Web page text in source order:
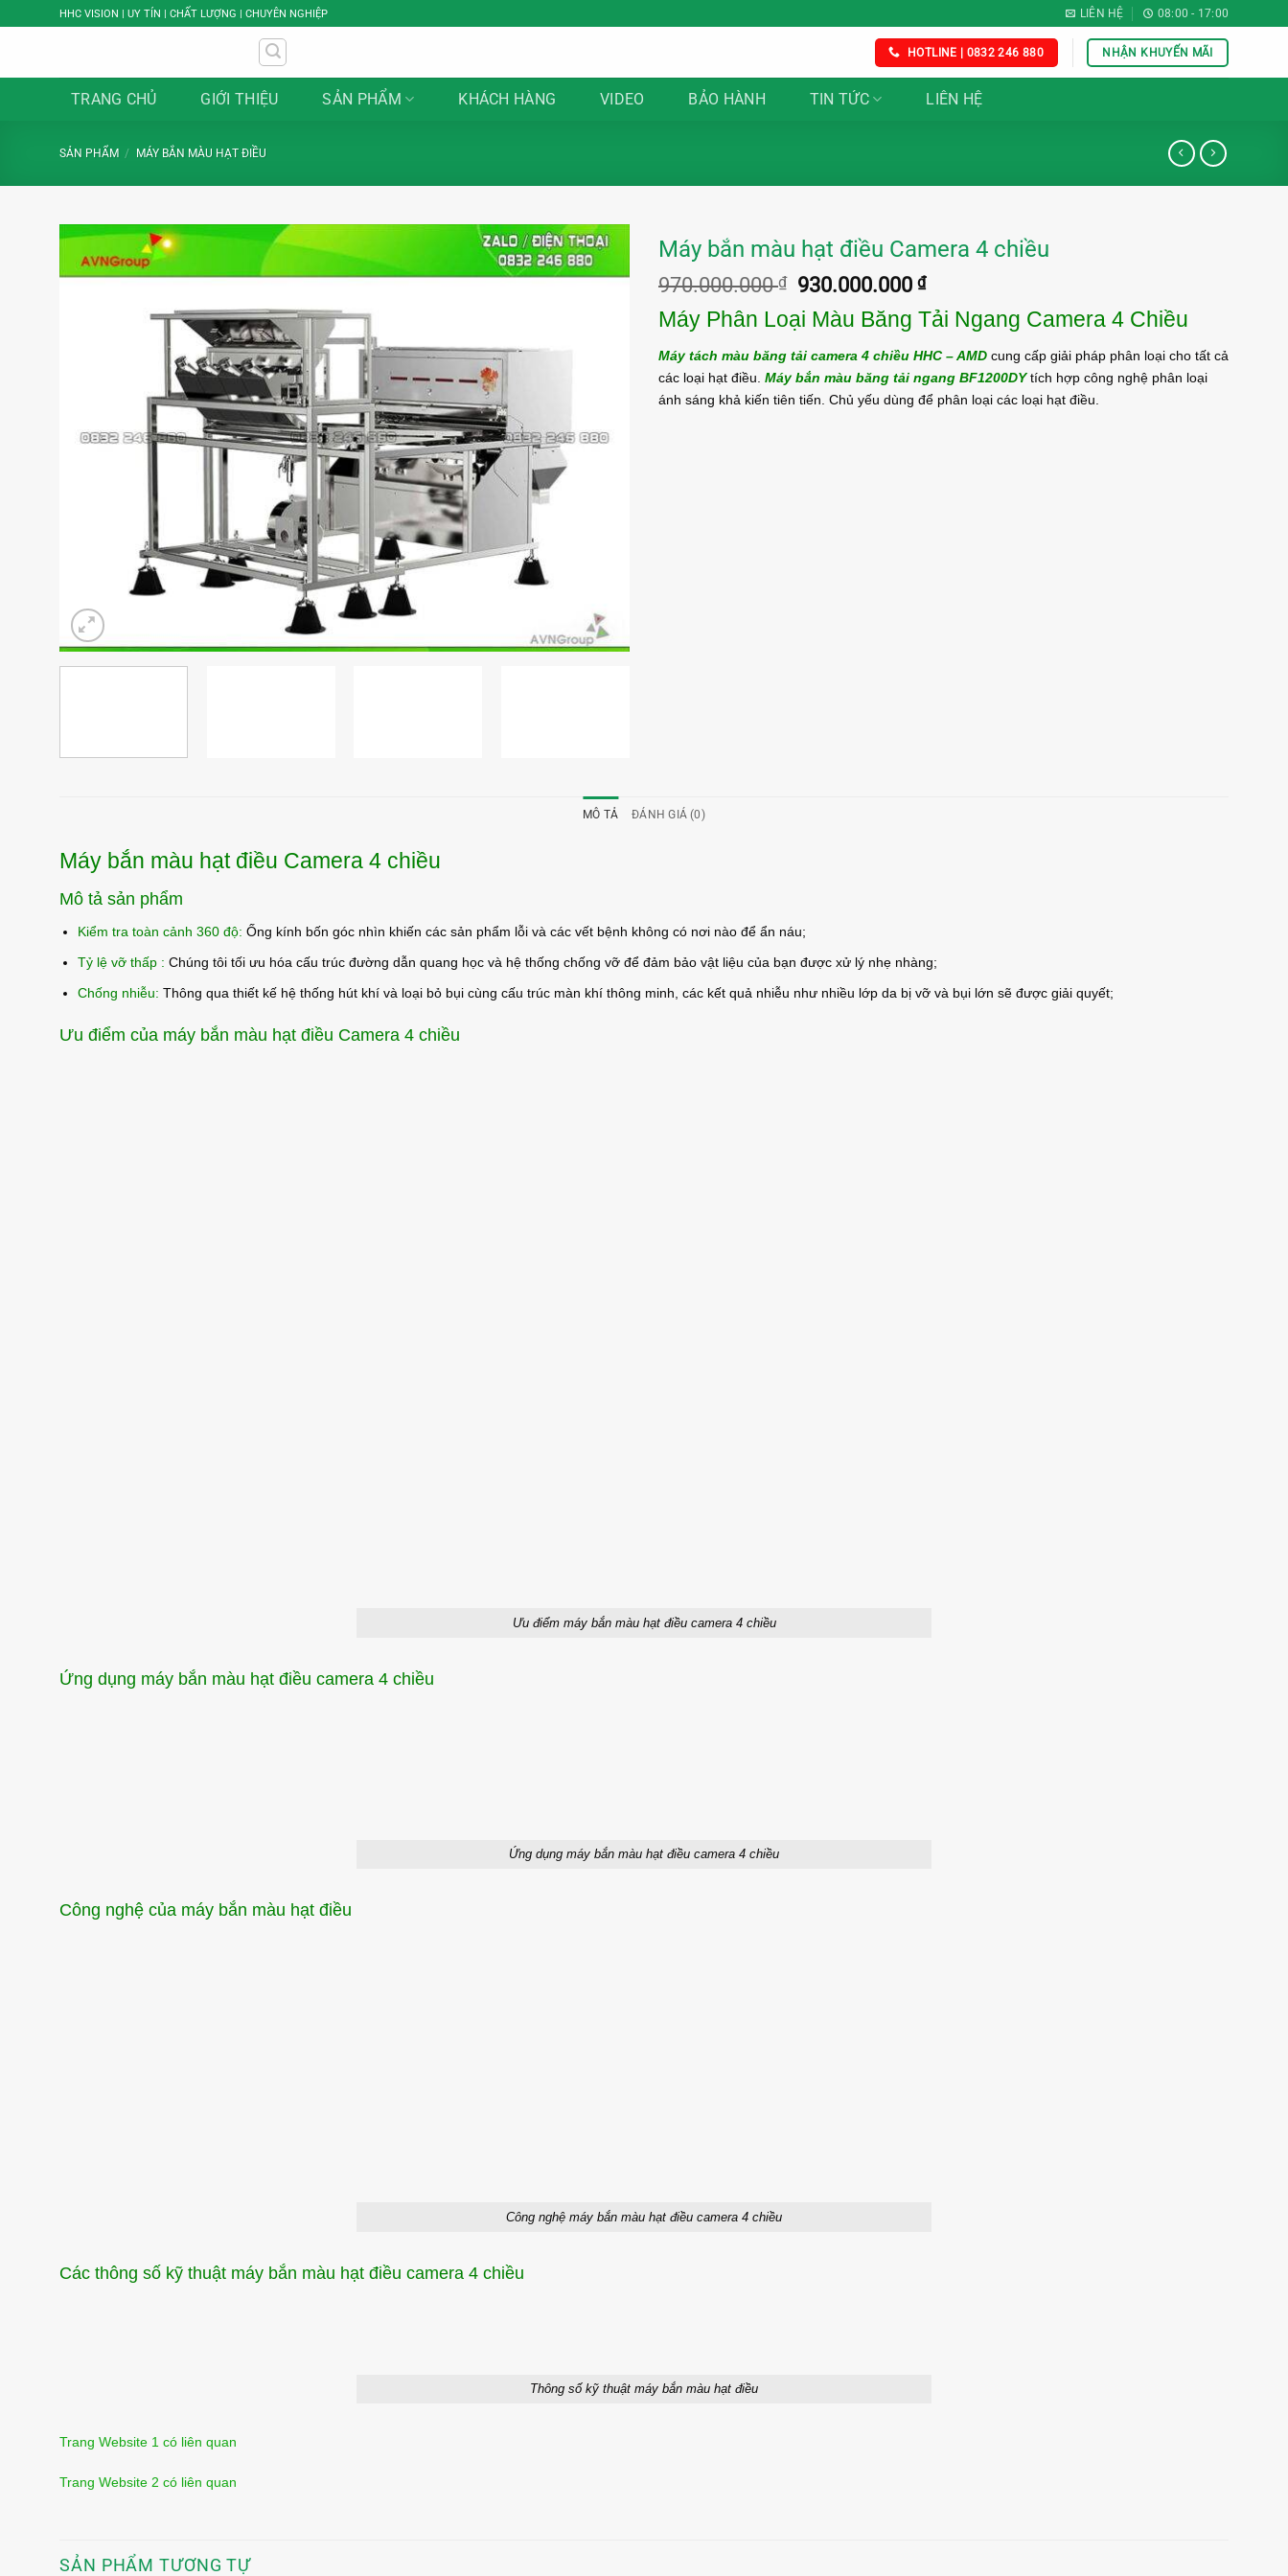
qua
dung
HHC VISION | UY TÍN | CHẤT LƯỢNG | CHUYÊN NGHIỆP LIÊN HỆ 08:00 - 17:00
HOTLINE | 0832 246 880 NHẬN KHUYẾN MÃI
TRANG CHỦ GIỚI THIỆU SẢN PHẨM KHÁCH HÀNG VIDEO BẢO HÀNH TIN TỨC LIÊN HỆ
SẢN PHẨM / MÁY BẮN MÀU HẠT ĐIỀU
Máy bắn màu hạt điều Camera 4 chiều
970.000.000₫
Giá
gốc
là:
970.000.000 ₫.
930.000.000₫Giá
hiện
tại
là:
930.000.000 ₫.
Máy Phân Loại Màu Băng Tải Ngang Camera 4 Chiều
Máy tách màu băng tải camera 4 chiều HHC – AMD cung cấp giải pháp phân loại cho tất cả
các loại hạt điều. Máy bắn màu băng tải ngang BF1200DYtích hợp công nghệ phân loại
ánh sáng khả kiến ​​tiên tiến. Chủ yếu dùng để phân loại các loại hạt điều.
MÔ TẢ ĐÁNH GIÁ (0)
Máy bắn màu hạt điều Camera 4 chiều
Mô tả sản phẩm
Kiểm tra toàn cảnh 360 độ: Ống kính bốn góc nhìn khiến các sản phẩm lỗi và các vết bệnh không có nơi nào để ẩn náu;
Tỷ lệ vỡ thấp : Chúng tôi tối ưu hóa cấu trúc đường dẫn quang học và hệ thống chống vỡ để đảm bảo vật liệu của bạn được xử lý nhẹ nhàng;
Chống nhiễu: Thông qua thiết kế hệ thống hút khí và loại bỏ bụi cùng cấu trúc màn khí thông minh, các kết quả nhiễu như nhiều lớp da bị vỡ và bụi lớn sẽ được giải quyết;
Ưu điểm của máy bắn màu hạt điều Camera 4 chiều
Ưu điểm máy bắn màu hạt điều camera 4 chiều
Ứng dụng máy bắn màu hạt điều camera 4 chiều
Ứng dụng máy bắn màu hạt điều camera 4 chiều
Công nghệ của máy bắn màu hạt điều
Công nghệ máy bắn màu hạt điều camera 4 chiều
Các thông số kỹ thuật máy bắn màu hạt điều camera 4 chiều
Thông số kỹ thuật máy bắn màu hạt điều
Trang Website 1 có liên quan
Trang Website 2 có liên quan
SẢN PHẨM TƯƠNG TỰ